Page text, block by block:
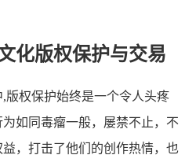
化版权保护与交易
版权保护始终是一个令人头疼
如同毒瘤一般，屡禁不止，不
，打击了他们的创作热情，也